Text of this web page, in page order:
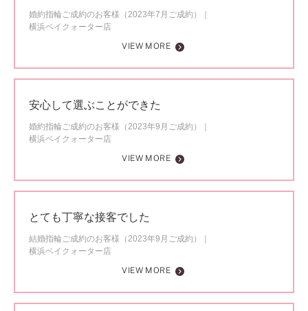
婚約指輪ご成約のお客様（2023年7月ご成約）
横浜ベイクォーター店
VIEW MORE
安心して選ぶことができた
婚約指輪ご成約のお客様（2023年9月ご成約）
横浜ベイクォーター店
VIEW MORE
とても丁寧な接客でした
結婚指輪ご成約のお客様（2023年9月ご成約）
横浜ベイクォーター店
VIEW MORE